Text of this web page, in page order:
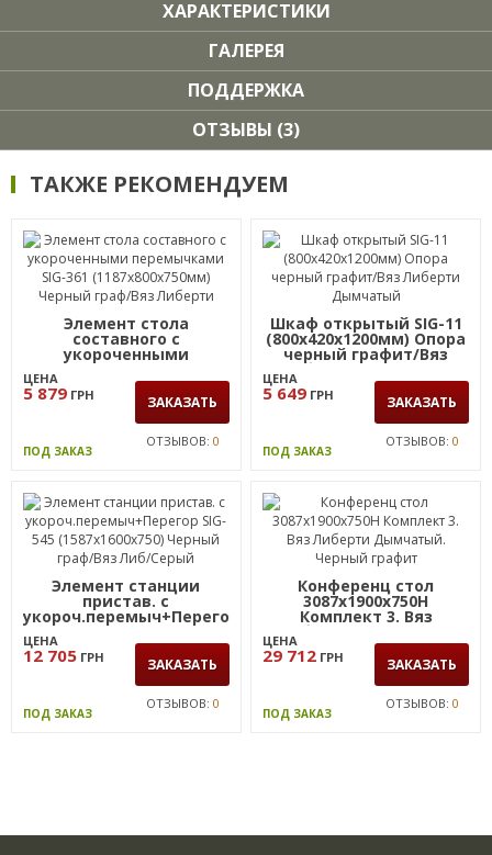
ХАРАКТЕРИСТИКИ
ГАЛЕРЕЯ
ПОДДЕРЖКА
ОТЗЫВЫ (3)
ТАКЖЕ РЕКОМЕНДУЕМ
Элемент стола
составного с
укороченными
перемычками SIG-361
(1187х800х750мм)
Черный граф/Вяз
Либерти
ЦЕНА
5 879 ГРН ЗАКАЗАТЬ
ПОД ЗАКАЗ
ОТЗЫВОВ: 0
Шкаф открытый SIG-11
(800х420х1200мм) Опора
черный графит/Вяз
Либерти Дымчатый
ЦЕНА
5 649 ГРН ЗАКАЗАТЬ
ПОД ЗАКАЗ
ОТЗЫВОВ: 0
Элемент станции
пристав. с
укороч.перемыч+Перегор
SIG-545 (1587х1600х750)
Черный граф/Вяз Либ/
Серый
ЦЕНА
12 705 ГРН ЗАКАЗАТЬ
ПОД ЗАКАЗ
ОТЗЫВОВ: 0
Конференц стол
3087х1900х750Н
Комплект 3. Вяз
Либерти Дымчатый.
Черный графит
ЦЕНА
29 712 ГРН ЗАКАЗАТЬ
ПОД ЗАКАЗ
ОТЗЫВОВ: 0